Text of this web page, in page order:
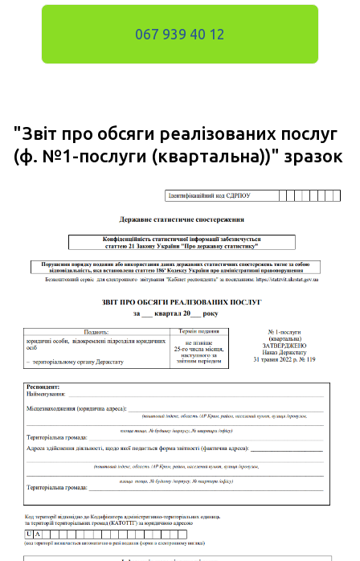
067 939 40 12
"Звіт про обсяги реалізованих послуг
(ф. №1-послуги (квартальна))" зразок